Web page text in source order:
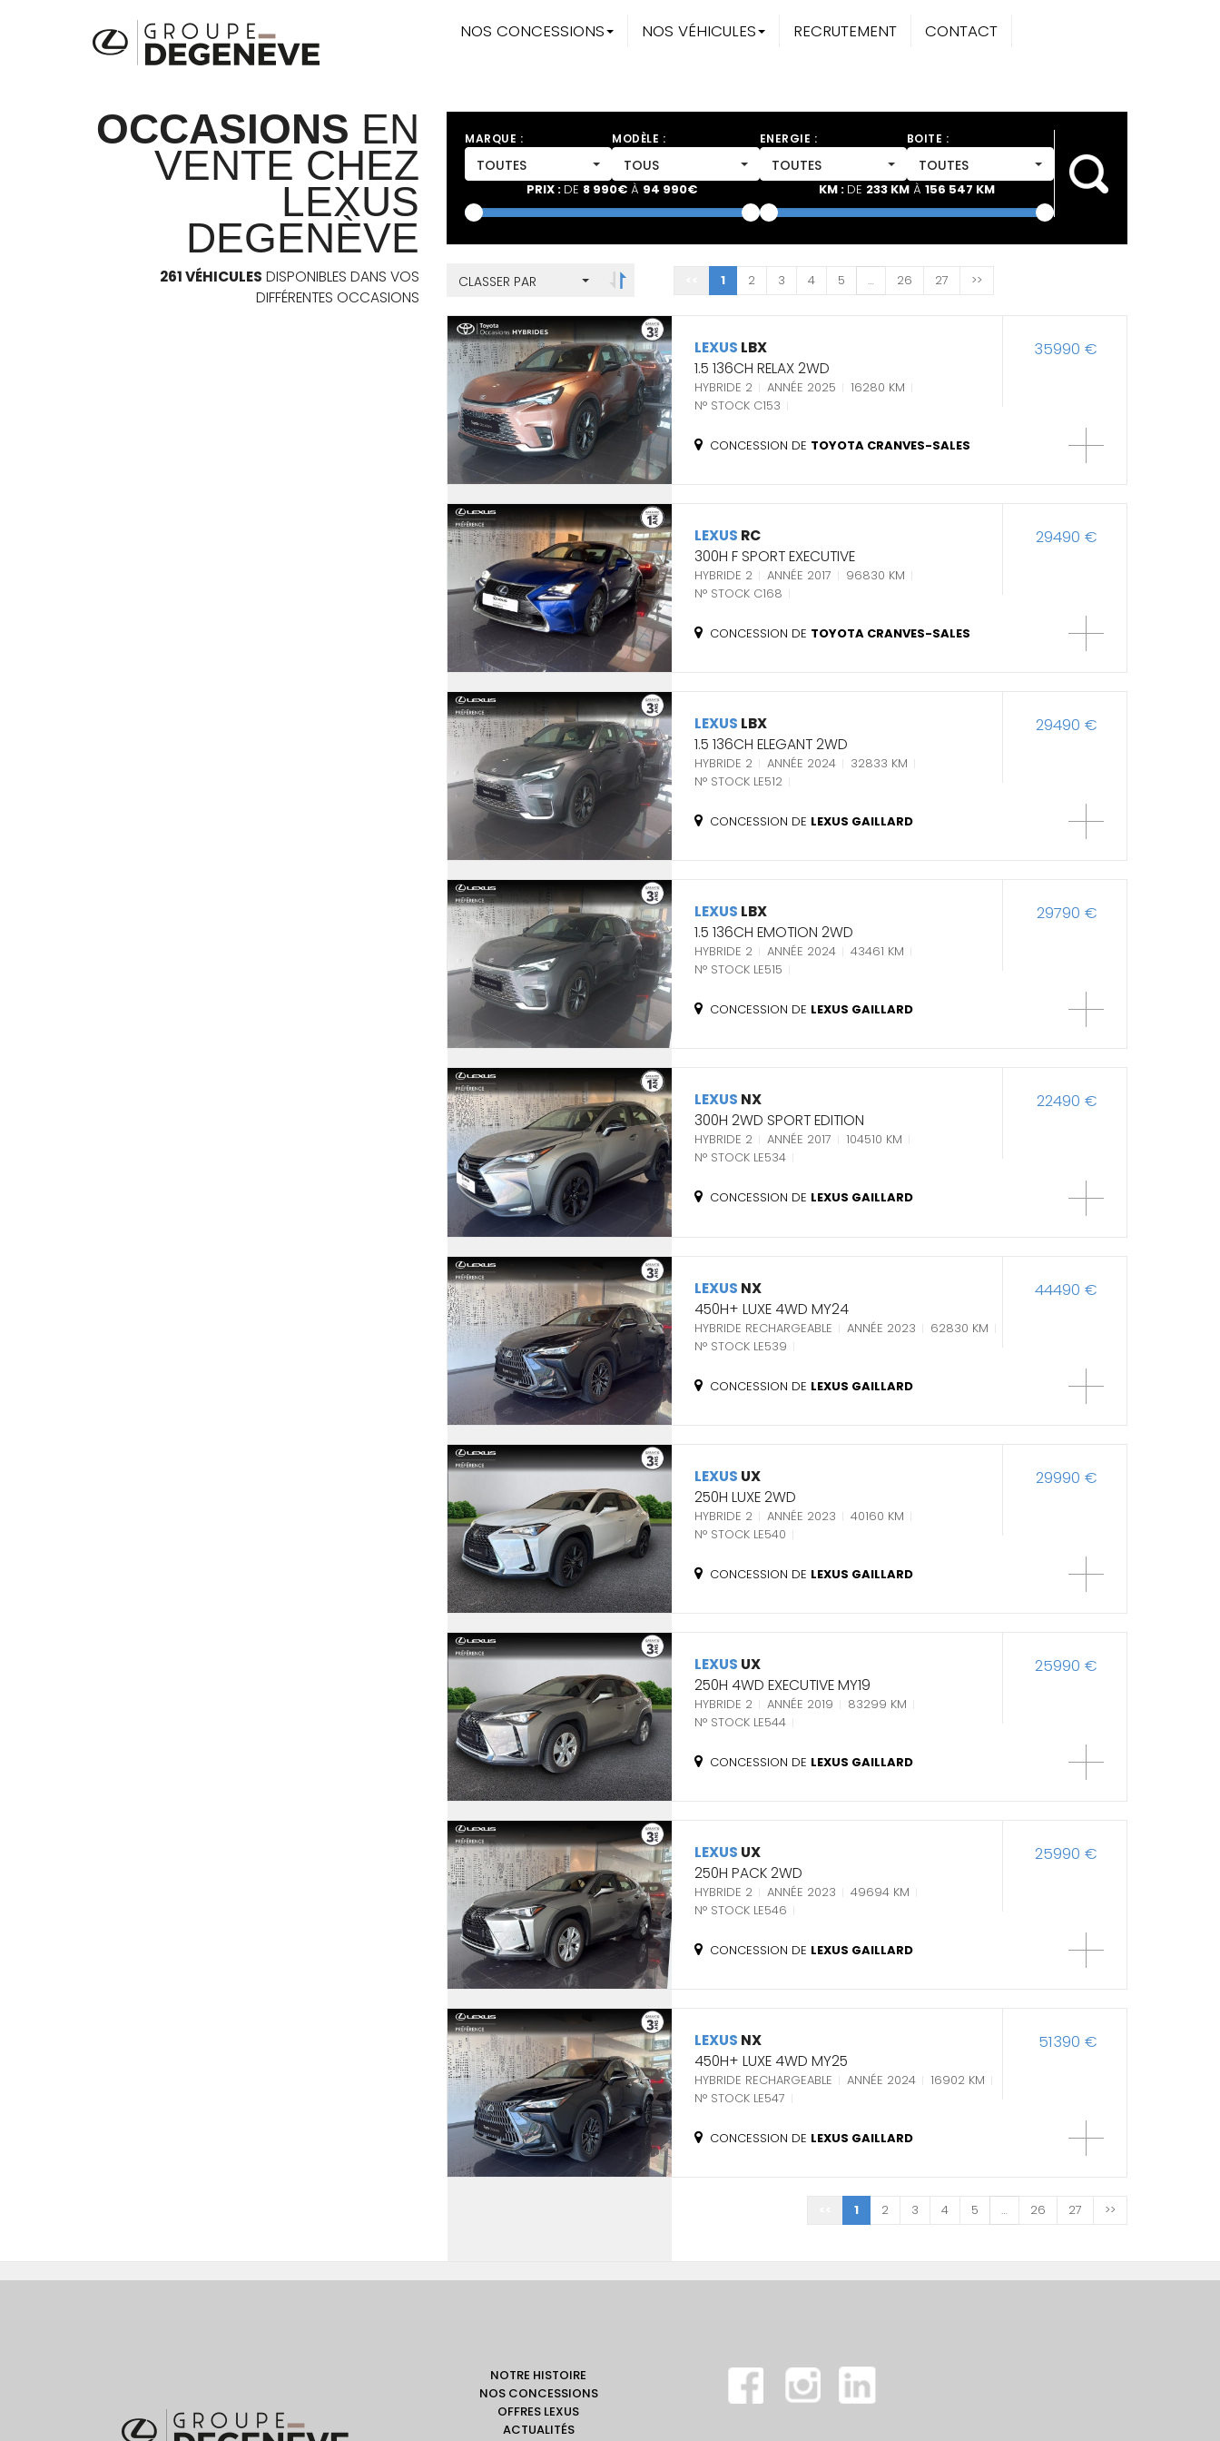
NOS CONCESSIONS NOS VÉHICULES RECRUTEMENT CONTACT
OCCASIONS EN
VENTE CHEZ
LEXUS
DEGENÈVE
261 VÉHICULES DISPONIBLES DANS VOS
DIFFÉRENTES OCCASIONS
MARQUE :
TOUTES
MODÈLE :
TOUS
ENERGIE :
TOUTES
BOITE :
TOUTES
PRIX : DE 8 990€ À 94 990€ KM : DE 233 KM À 156 547 KM
CLASSER PAR 1 2 3 4 5 … 26 27 >>
35990 €
LEXUS LBX
1.5 136CH RELAX 2WD
HYBRIDE 2 ANNÉE 2025
16280 KM
N° STOCK C153
CONCESSION DE TOYOTA CRANVES-SALES
29490 €
LEXUS RC
300H F SPORT EXECUTIVE
HYBRIDE 2 ANNÉE 2017
96830 KM
N° STOCK C168
CONCESSION DE TOYOTA CRANVES-SALES
29490 €
LEXUS LBX
1.5 136CH ELEGANT 2WD
HYBRIDE 2 ANNÉE 2024
32833 KM
N° STOCK LE512
CONCESSION DE LEXUS GAILLARD
29790 €
LEXUS LBX
1.5 136CH EMOTION 2WD
HYBRIDE 2 ANNÉE 2024
43461 KM
N° STOCK LE515
CONCESSION DE LEXUS GAILLARD
22490 €
LEXUS NX
300H 2WD SPORT EDITION
HYBRIDE 2 ANNÉE 2017
104510 KM
N° STOCK LE534
CONCESSION DE LEXUS GAILLARD
44490 €
LEXUS NX
450H+ LUXE 4WD MY24
HYBRIDE RECHARGEABLE ANNÉE 2023
62830 KM
N° STOCK LE539
CONCESSION DE LEXUS GAILLARD
29990 €
LEXUS UX
250H LUXE 2WD
HYBRIDE 2 ANNÉE 2023
40160 KM
N° STOCK LE540
CONCESSION DE LEXUS GAILLARD
25990 €
LEXUS UX
250H 4WD EXECUTIVE MY19
HYBRIDE 2 ANNÉE 2019
83299 KM
N° STOCK LE544
CONCESSION DE LEXUS GAILLARD
25990 €
LEXUS UX
250H PACK 2WD
HYBRIDE 2 ANNÉE 2023
49694 KM
N° STOCK LE546
CONCESSION DE LEXUS GAILLARD
51390 €
LEXUS NX
450H+ LUXE 4WD MY25
HYBRIDE RECHARGEABLE ANNÉE 2024
16902 KM
N° STOCK LE547
CONCESSION DE LEXUS GAILLARD
1 2 3 4 5 … 26 27 >>
NOTRE HISTOIRE
NOS CONCESSIONS
OFFRES LEXUS
ACTUALITÉS